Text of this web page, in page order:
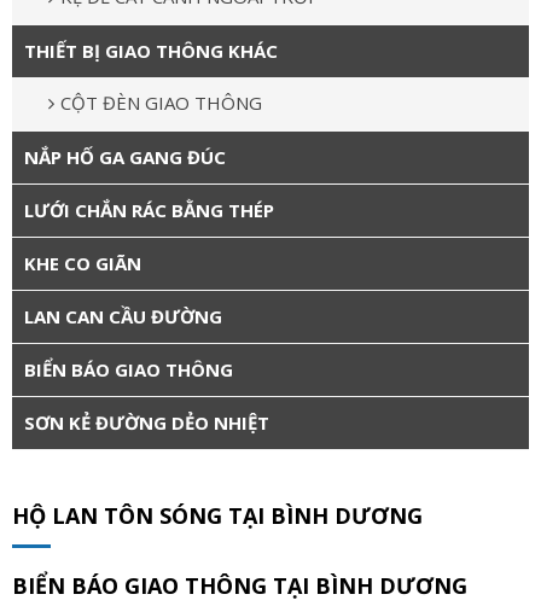
THIẾT BỊ GIAO THÔNG KHÁC
CỘT ĐÈN GIAO THÔNG
NẮP HỐ GA GANG ĐÚC
LƯỚI CHẮN RÁC BẰNG THÉP
KHE CO GIÃN
LAN CAN CẦU ĐƯỜNG
BIỂN BÁO GIAO THÔNG
SƠN KẺ ĐƯỜNG DẺO NHIỆT
HỘ LAN TÔN SÓNG TẠI BÌNH DƯƠNG
BIỂN BÁO GIAO THÔNG TẠI BÌNH DƯƠNG